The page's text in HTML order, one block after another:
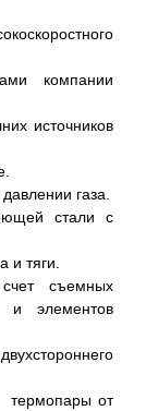
компании
источников
газа.
стали с
и тяги.
съемных
и элементов
от